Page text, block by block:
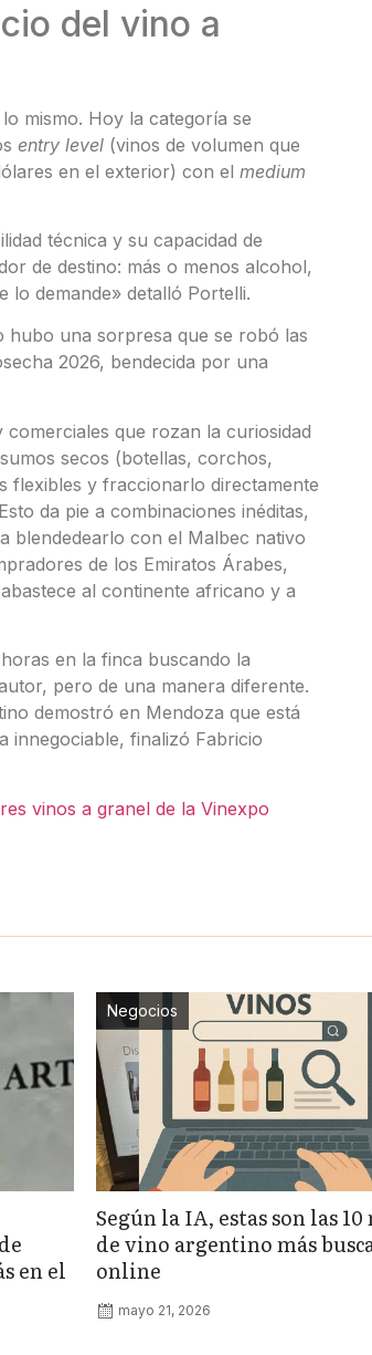
del vino a
mismo. Hoy la categoría se
entry level(vinos de volumen que
en el exterior) con el medium
técnica y su capacidad de
de destino: más o menos alcohol,
lo demande» detalló Portelli.
hubo una sorpresa que se robó las
2026, bendecida por una
que rozan la curiosidad
secos (botellas, corchos,
flexibles y fraccionarlo directamente
da pie a combinaciones inéditas,
blendedearlo con el Malbec nativo
de los Emiratos Árabes,
al continente africano y a
en la finca buscando la
pero de una manera diferente.
demostró en Mendoza que está
innegociable, finalizó Fabricio
vinos a granel de la Vinexpo
en el
Negocios
Según la IA, estas son las 10
de vino argentino más
online
mayo 21, 2026